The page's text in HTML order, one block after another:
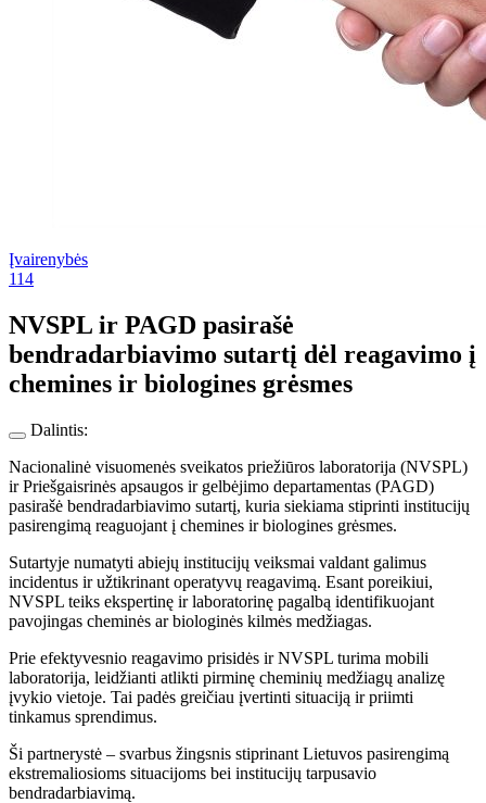
Įvairenybės
114
NVSPL ir PAGD pasirašė
bendradarbiavimo sutartį dėl reagavimo į
chemines ir biologines grėsmes
Dalintis:
Nacionalinė visuomenės sveikatos priežiūros laboratorija (NVSPL)
ir Priešgaisrinės apsaugos ir gelbėjimo departamentas (PAGD)
pasirašė bendradarbiavimo sutartį, kuria siekiama stiprinti institucijų
pasirengimą reaguojant į chemines ir biologines grėsmes.
Sutartyje numatyti abiejų institucijų veiksmai valdant galimus
incidentus ir užtikrinant operatyvų reagavimą. Esant poreikiui,
NVSPL teiks ekspertinę ir laboratorinę pagalbą identifikuojant
pavojingas cheminės ar biologinės kilmės medžiagas.
Prie efektyvesnio reagavimo prisidės ir NVSPL turima mobili
laboratorija, leidžianti atlikti pirminę cheminių medžiagų analizę
įvykio vietoje. Tai padės greičiau įvertinti situaciją ir priimti
tinkamus sprendimus.
Ši partnerystė – svarbus žingsnis stiprinant Lietuvos pasirengimą
ekstremaliosioms situacijoms bei institucijų tarpusavio
bendradarbiavimą.